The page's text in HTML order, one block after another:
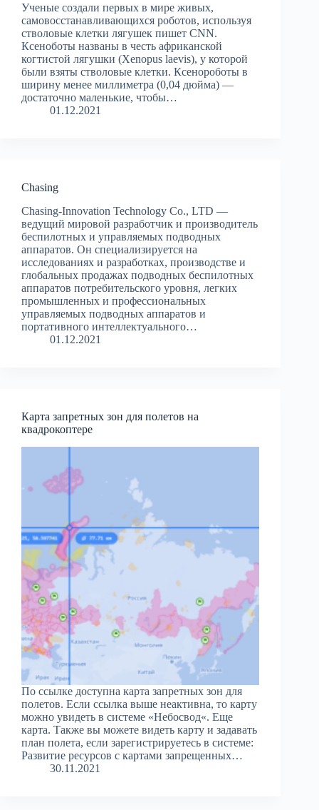
Ученые создали первых в мире живых,
самовосстанавливающихся роботов, используя
стволовые клетки лягушек пишет CNN.
Ксеноботы названы в честь африканской
когтистой лягушки (Xenopus laevis), у которой
были взяты стволовые клетки. Ксенороботы в
ширину менее миллиметра (0,04 дюйма) —
достаточно маленькие, чтобы…
01.12.2021
Chasing
Chasing-Innovation Technology Co., LTD —
ведущий мировой разработчик и производитель
беспилотных и управляемых подводных
аппаратов. Он специализируется на
исследованиях и разработках, производстве и
глобальных продажах подводных беспилотных
аппаратов потребительского уровня, легких
промышленных и профессиональных
управляемых подводных аппаратов и
портативного интеллектуального…
01.12.2021
Карта запретных зон для полетов на
квадрокоптере
По ссылке доступна карта запретных зон для
полетов. Если ссылка выше неактивна, то карту
можно увидеть в системе «Небосвод«. Еще
карта. Также вы можете видеть карту и задавать
план полета, если зарегистрируетесь в системе:
Развитие ресурсов с картами запрещенных…
30.11.2021